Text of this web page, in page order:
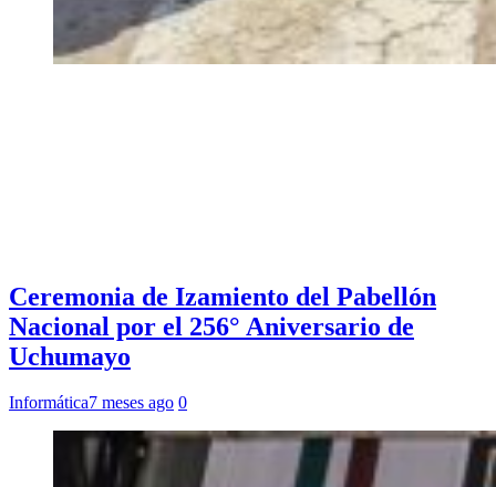
Ceremonia de Izamiento del Pabellón
Nacional por el 256° Aniversario de
Uchumayo
Informática7 meses ago 0